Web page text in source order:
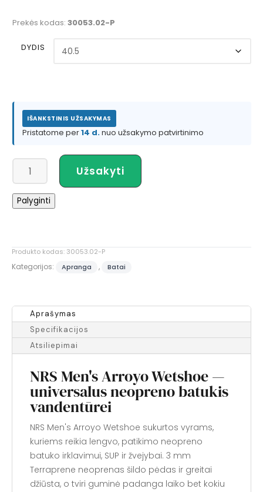
Prekės kodas: 30053.02-P
DYDIS
IŠANKSTINIS UŽSAKYMAS
Pristatome per14 d.nuo užsakymo patvirtinimo
kiekis:
NRS
Men's
Užsakyti
Palyginti
Produkto kodas: 30053.02-P
Kategorijos: Apranga , Batai
Aprašymas
Specifikacijos
Atsiliepimai
NRS Men's Arroyo Wetshoe —
universalus neopreno batukis
vandentūrei
NRS Men's Arroyo Wetshoe sukurtos vyrams,
kuriems reikia lengvo, patikimo neopreno
batuko irklavimui, SUP ir žvejybai. 3 mm
Terraprene neoprenas šildo pėdas ir greitai
džiūsta, o tviri guminė padanga laiko bet kokiu